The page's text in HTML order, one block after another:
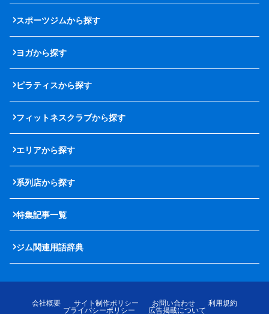
スポーツジムから探す
ヨガから探す
ピラティスから探す
フィットネスクラブから探す
エリアから探す
系列店から探す
特集記事一覧
ジム関連用語辞典
会社概要 サイト制作ポリシー お問い合わせ
利用規約
プライバシーポリシー
広告掲載について